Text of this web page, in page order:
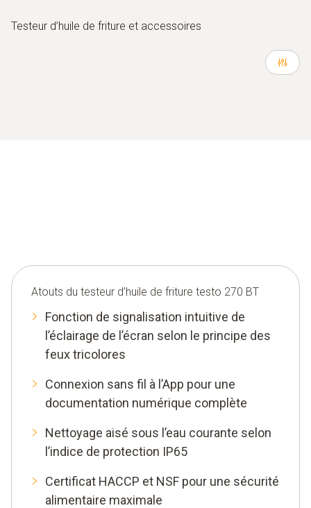
Testeur d’huile de friture et accessoires
Atouts du testeur d’huile de friture testo 270 BT
Fonction de signalisation intuitive de
l’éclairage de l’écran selon le principe des
feux tricolores
Connexion sans fil à l’App pour une
documentation numérique complète
Nettoyage aisé sous l’eau courante selon
l’indice de protection IP65
Certificat HACCP et NSF pour une sécurité
alimentaire maximale